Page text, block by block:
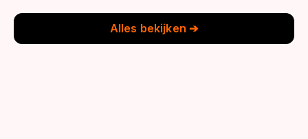
Alles bekijken ➔